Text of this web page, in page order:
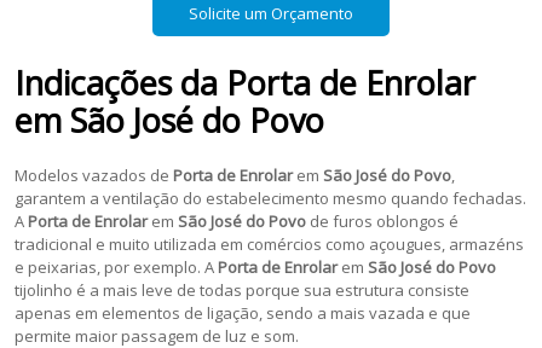
Solicite um Orçamento
Indicações da Porta de Enrolar
em São José do Povo
Modelos vazados de Porta de Enrolarem São José do Povo,
garantem a ventilação do estabelecimento mesmo quando fechadas.
A Porta de Enrolarem São José do Povo de furos oblongos é
tradicional e muito utilizada em comércios como açougues, armazéns
e peixarias, por exemplo. A Porta de Enrolarem São José do Povo
tijolinho é a mais leve de todas porque sua estrutura consiste
apenas em elementos de ligação, sendo a mais vazada e que
permite maior passagem de luz e som.